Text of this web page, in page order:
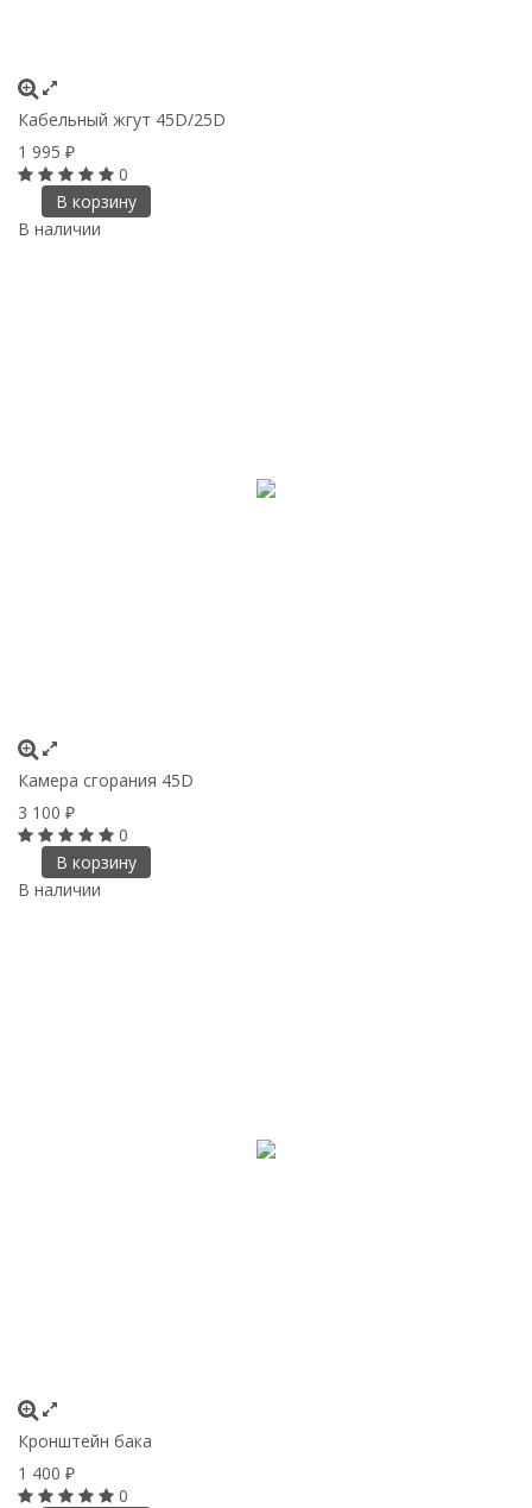
Кабельный жгут 45D/25D
1 995 ₽
0
В корзину
В наличии
Камера сгорания 45D
3 100 ₽
0
В корзину
В наличии
Кронштейн бака
1 400 ₽
0